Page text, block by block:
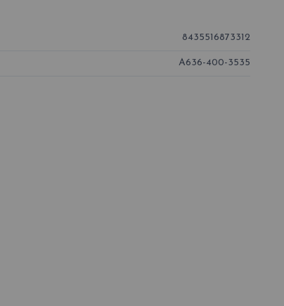
8435516873312
A636-400-3535